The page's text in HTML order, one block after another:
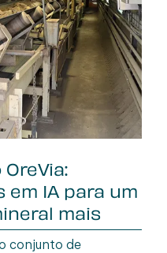
em IA para um
mais
conjunto de